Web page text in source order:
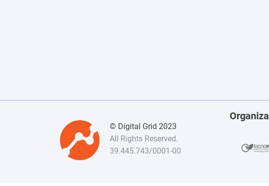
© Digital Grid 2023
All Rights Reserved.
39.445.743/0001-00